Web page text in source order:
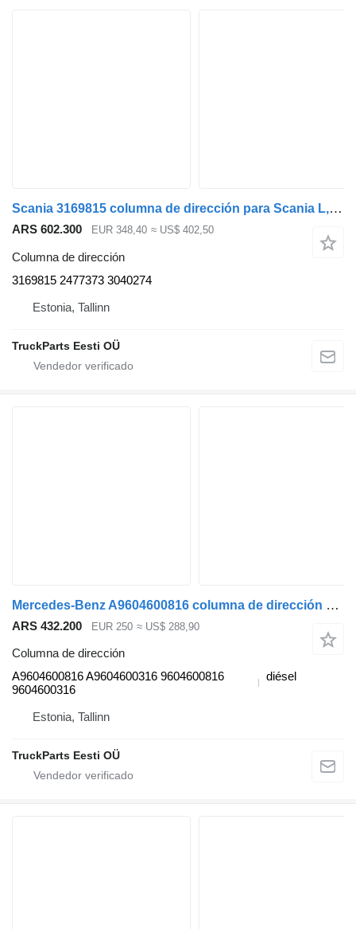
Scania 3169815 columna de dirección para Scania L,P,G,R,S-series (2016-) cabeza tractora
ARS 602.300 EUR 348,40 ≈ US$ 402,50
Columna de dirección
3169815 2477373 3040274
Estonia, Tallinn
TruckParts Eesti OÜ
Mercedes-Benz A9604600816 columna de dirección para Mercedes-Benz Antos, Arocs, Actros MP4 (2012-) cabeza tractora
ARS 432.200 EUR 250 ≈ US$ 288,90
Columna de dirección
A9604600816 A9604600316 9604600816
9604600316
diésel
Estonia, Tallinn
TruckParts Eesti OÜ